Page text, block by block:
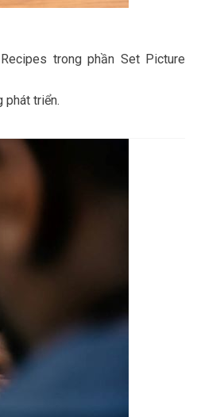
trong phần Set Picture
phát triển.